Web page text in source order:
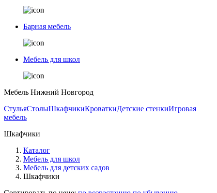
Барная мебель
Мебель для школ
Мебель Нижний Новгород
СтульяСтолыШкафчикиКроваткиДетские стенкиИгровая
мебель
Шкафчики
Каталог
Мебель для школ
Мебель для детских садов
Шкафчики